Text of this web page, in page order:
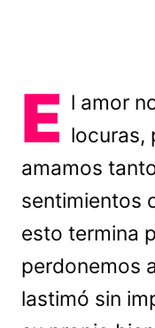
E l amor
locuras,
amamos
sentimientos
esto termina
perdonemos
lastimó sin